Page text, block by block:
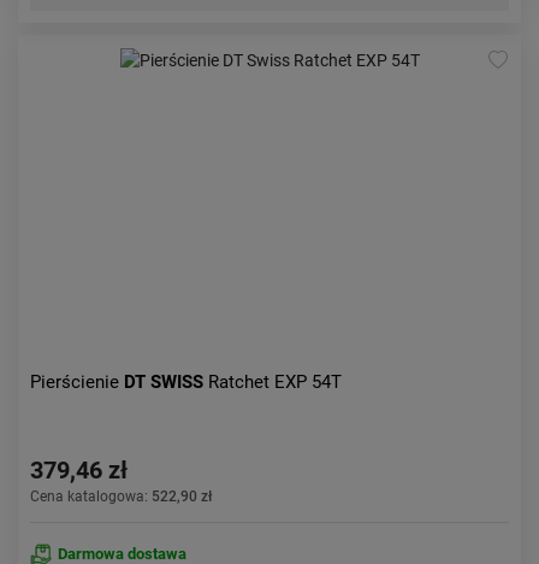
Pierścienie DT SWISS Ratchet EXP 54T
379,46 zł
Cena katalogowa: 522,90 zł
Darmowa dostawa